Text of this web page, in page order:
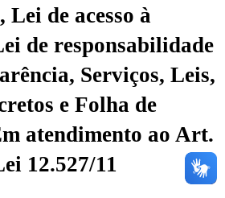
Lei de acesso à
de responsabilidade
Serviços, Leis,
e Folha de
atendimento ao Art.
12.527/11